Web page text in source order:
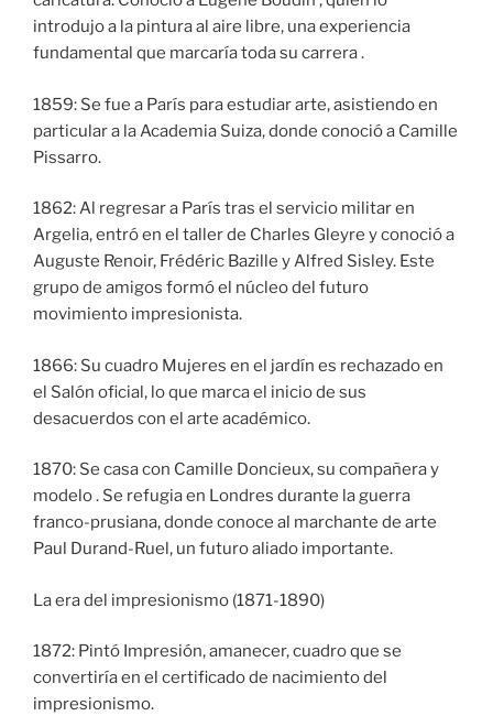
introdujo a la pintura al aire libre, una experiencia
fundamental que marcaría toda su carrera .
1859: Se fue a París para estudiar arte, asistiendo en
particular a la Academia Suiza, donde conoció a Camille
Pissarro.
1862: Al regresar a París tras el servicio militar en
Argelia, entró en el taller de Charles Gleyre y conoció a
Auguste Renoir, Frédéric Bazille y Alfred Sisley. Este
grupo de amigos formó el núcleo del futuro
movimiento impresionista.
1866: Su cuadro Mujeres en el jardín es rechazado en
el Salón oficial, lo que marca el inicio de sus
desacuerdos con el arte académico.
1870: Se casa con Camille Doncieux, su compañera y
modelo . Se refugia en Londres durante la guerra
franco-prusiana, donde conoce al marchante de arte
Paul Durand-Ruel, un futuro aliado importante.
La era del impresionismo (1871-1890)
1872: Pintó Impresión, amanecer, cuadro que se
convertiría en el certificado de nacimiento del
impresionismo.